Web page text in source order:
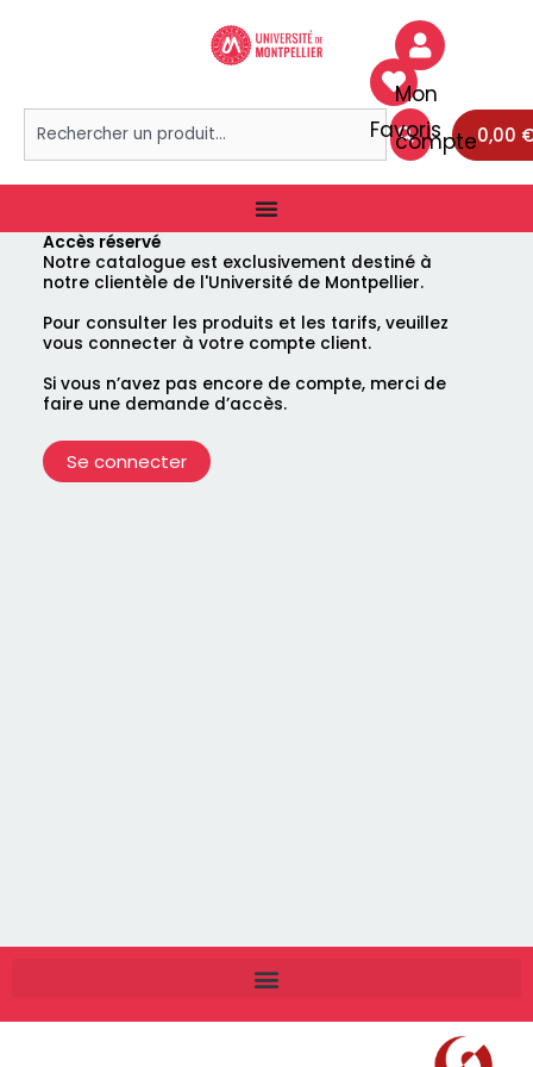
0,00
Favoris
Mon
compte
Accès réservé
Notre catalogue est exclusivement destiné à
notre clientèle de l'Université de Montpellier.
Pour consulter les produits et les tarifs, veuillez
vous connecter à votre compte client.
Si vous n’avez pas encore de compte, merci de
faire une demande d’accès.
Se connecter